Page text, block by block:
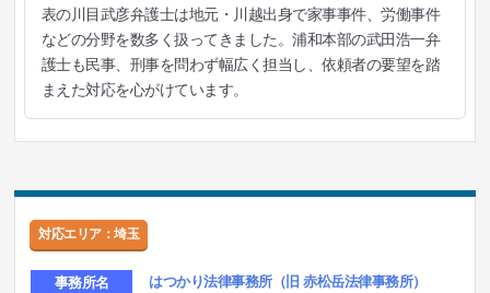
表の川目武彦弁護士は地元・川越出身で家事事件、労働事件
などの分野を数多く扱ってきました。浦和本部の武田浩一弁
護士も民事、刑事を問わず幅広く担当し、依頼者の要望を踏
まえた対応を心がけています。
対応エリア：埼玉
事務所名 はつかり法律事務所（旧 赤松岳法律事務所）